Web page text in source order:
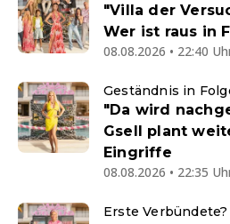
"Villa der
Wer ist raus in
08.08.2026 • 22:40
Geständnis in
"Da wird
Gsell plant
Eingriffe
08.08.2026 • 22:35
Erste Verbündete?